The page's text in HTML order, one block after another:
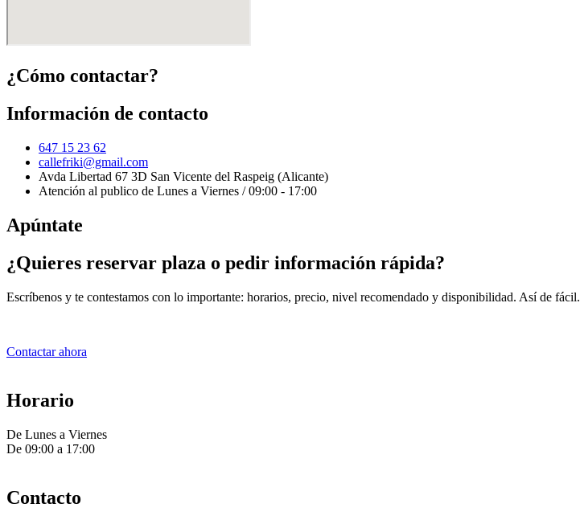
¿Cómo contactar?
Información de contacto
647 15 23 62
callefriki@gmail.com
Avda Libertad 67 3D San Vicente del Raspeig (Alicante)
Atención al publico de Lunes a Viernes / 09:00 - 17:00
Apúntate
¿Quieres reservar plaza o pedir información rápida?
Escríbenos y te contestamos con lo importante: horarios, precio, nivel recomendado y disponibilidad. Así de fácil.
Contactar ahora
Horario
De Lunes a Viernes
De 09:00 a 17:00
Contacto